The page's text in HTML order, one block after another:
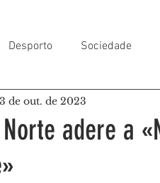
Desporto Sociedade
Custóias Leça do Balio
adere a
3 de out. de 2023